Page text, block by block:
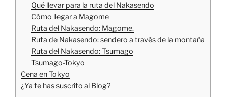
Qué llevar para la ruta del Nakasendo
Cómo llegar a Magome
Ruta del Nakasendo: Magome.
Ruta de Nakasendo: sendero a través de la montaña
Ruta del Nakasendo: Tsumago
Tsumago-Tokyo
Cena en Tokyo
¿Ya te has suscrito al Blog?